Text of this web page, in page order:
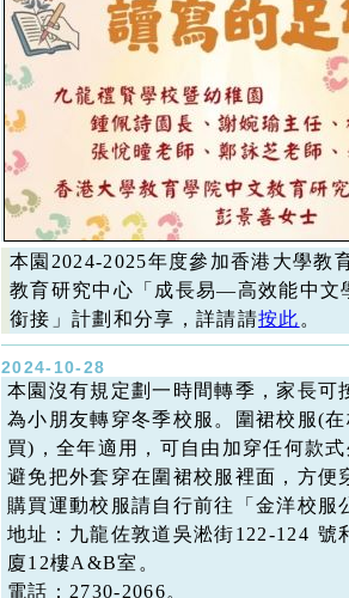
本園2024-2025年度參加香港大學教
教育研究中心「成長易—高效能中文
銜接」計劃和分享，詳請請按此 。
2024-10-28
本園沒有規定劃一時間轉季，家長可
為小朋友轉穿冬季校服。圍裙校服(
買)，全年適用，可自由加穿任何款
避免把外套穿在圍裙校服裡面，方便
購買運動校服請自行前往「金洋校服
地址：九龍佐敦道吳淞街122-124 號
廈12樓A&B室。
電話：2730-2066。